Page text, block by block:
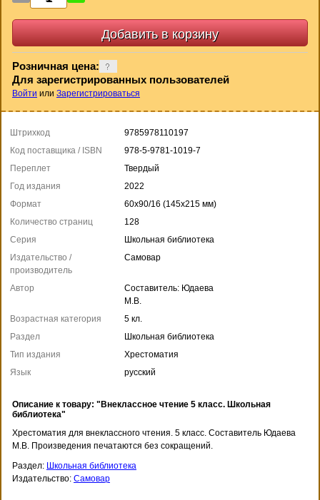
Розничная цена:
Для зарегистрированных пользователей
Войти или Зарегистрироваться
Штрихкод
9785978110197
Код поставщика / ISBN
978-5-9781-1019-7
Переплет
Твердый
Год издания
2022
Формат
60x90/16 (145x215 мм)
Количество страниц
128
Серия
Школьная библиотека
Издательство /
производитель
Самовар
Автор
Составитель: Юдаева
М.В.
Возрастная категория
5 кл.
Раздел
Школьная библиотека
Тип издания
Хрестоматия
Язык
русский
Описание к товару: "Внеклассное чтение 5 класс. Школьная
библиотека"
Хрестоматия для внеклассного чтения. 5 класс. Составитель Юдаева
М.В. Произведения печатаются без сокращений.
Раздел: Школьная библиотека
Издательство: Самовар